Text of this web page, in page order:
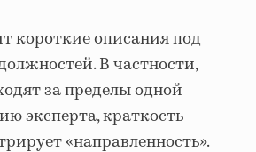
короткие описания под
В частности,
за пределы одной
эксперта, краткость
«направленность».